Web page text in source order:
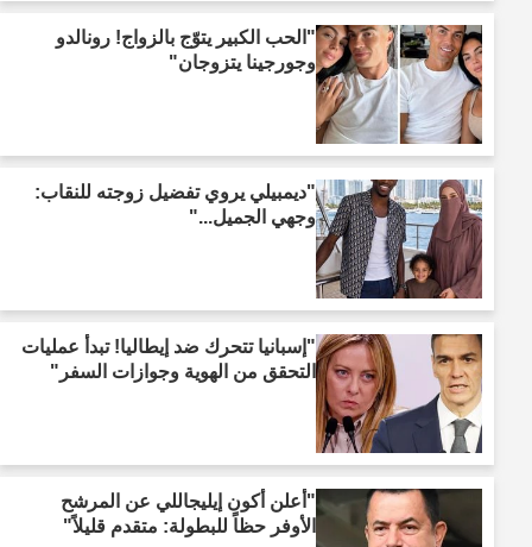
"الحب الكبير يتوّج بالزواج! رونالدو
وجورجينا يتزوجان"
"ديمبيلي يروي تفضيل زوجته للنقاب:
وجهي الجميل..."
"إسبانيا تتحرك ضد إيطاليا! تبدأ عمليات
التحقق من الهوية وجوازات السفر"
"أعلن أكون إيليجاللي عن المرشح
الأوفر حظاً للبطولة: متقدم قليلاً"